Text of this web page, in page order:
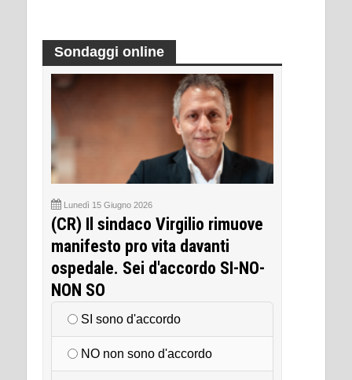
Sondaggi online
Lunedì 15 Giugno 2026
(CR) Il sindaco Virgilio rimuove
manifesto pro vita davanti
ospedale. Sei d'accordo SI-NO-
NON SO
SI sono d'accordo
NO non sono d'accordo